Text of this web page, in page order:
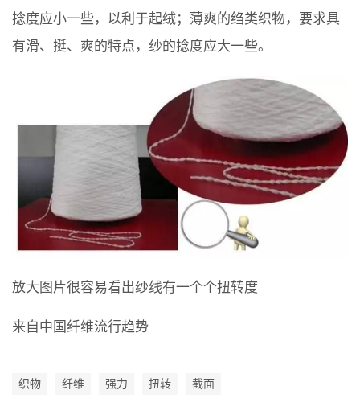
捻度应小一些，以利于起绒；薄爽的绉类织物，要求具
有滑、挺、爽的特点，纱的捻度应大一些。
放大图片很容易看出纱线有一个个扭转度
来自中国纤维流行趋势
织物 纤维 强力 扭转 截面